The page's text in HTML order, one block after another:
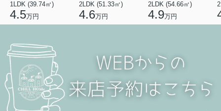
1LDK (39.74㎡)
4.5万円
2LDK (51.33㎡)
4.6万円
2LDK (54.66㎡)
4.9万円